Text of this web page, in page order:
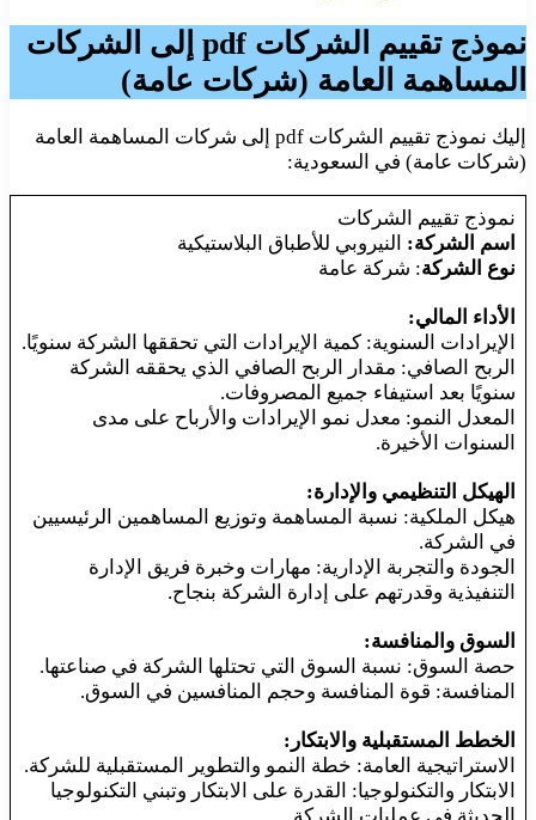
نموذج تقييم الشركات pdf
إلى الشركات
المساهمة العامة (شركات عامة)
إليك نموذج تقييم الشركات pdf إلى شركات المساهمة العامة
(شركات عامة) في السعودية:
نموذج تقييم الشركات
اسم الشركة: النيروبي للأطباق البلاستيكية
نوع الشركة: شركة عامة
الأداء المالي:
الإيرادات السنوية: كمية الإيرادات التي تحققها الشركة سنويًا.
الربح الصافي: مقدار الربح الصافي الذي يحققه الشركة
سنويًا بعد استيفاء جميع المصروفات.
المعدل النمو: معدل نمو الإيرادات والأرباح على مدى
السنوات الأخيرة.
الهيكل التنظيمي والإدارة:
هيكل الملكية: نسبة المساهمة وتوزيع المساهمين الرئيسيين
في الشركة.
الجودة والتجربة الإدارية: مهارات وخبرة فريق الإدارة
التنفيذية وقدرتهم على إدارة الشركة بنجاح.
السوق والمنافسة:
حصة السوق: نسبة السوق التي تحتلها الشركة في صناعتها.
المنافسة: قوة المنافسة وحجم المنافسين في السوق.
الخطط المستقبلية والابتكار:
الاستراتيجية العامة: خطة النمو والتطوير المستقبلية للشركة.
الابتكار والتكنولوجيا: القدرة على الابتكار وتبني التكنولوجيا